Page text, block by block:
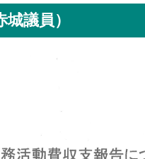
議員）